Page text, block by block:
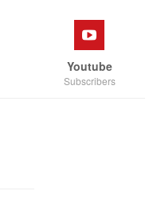
Youtube
Subscribers